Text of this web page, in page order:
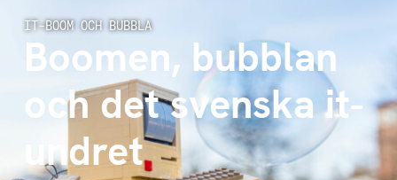
Boomen, bubblan
och det svenska it-
undret